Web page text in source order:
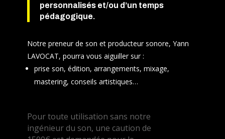
personnalisés et/ou d’un temps
pédagogique.
Notre preneur de son et producteur sonore, Yann
LAVOCAT, pourra vous aiguiller sur :
prise son, édition, arrangements, mixage,
mastering, conseils artistiques…
Pour toute utilisation sans notre
ingénieur du son, une caution de